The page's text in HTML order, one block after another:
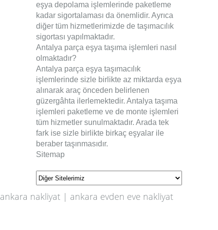
eşya depolama işlemlerinde paketleme
kadar sigortalaması da önemlidir. Ayrıca
diğer tüm hizmetlerimizde de taşımacılık
sigortası yapılmaktadır.
Antalya parça eşya taşıma işlemleri nasıl
olmaktadır?
Antalya parça eşya taşımacılık
işlemlerinde sizle birlikte az miktarda eşya
alınarak araç önceden belirlenen
güzergâhta ilerlemektedir. Antalya taşıma
işlemleri paketleme ve de monte işlemleri
tüm hizmetler sunulmaktadır. Arada tek
fark ise sizle birlikte birkaç eşyalar ile
beraber taşınmasıdır.
Sitemap
ankara nakliyat | ankara evden eve nakliyat